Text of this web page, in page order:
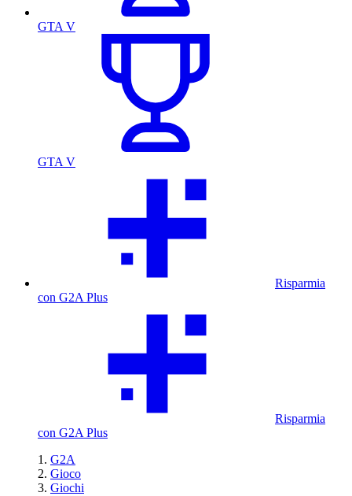
GTA V
GTA V
Risparmia
con G2A Plus
Risparmia
con G2A Plus
G2A
Gioco
Giochi